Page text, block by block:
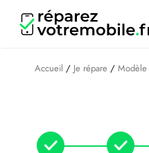
contenu
Accueil / Je répare / Modèle